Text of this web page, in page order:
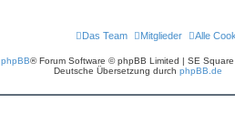
Alle
Mitglieder
Das Team
phpBB® Forum Software © phpBB Limited | SE
Deutsche Übersetzung durch phpBB.de